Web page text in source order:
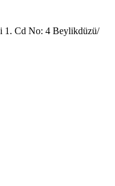
1. Cd No: 4 Beylikdüzü/